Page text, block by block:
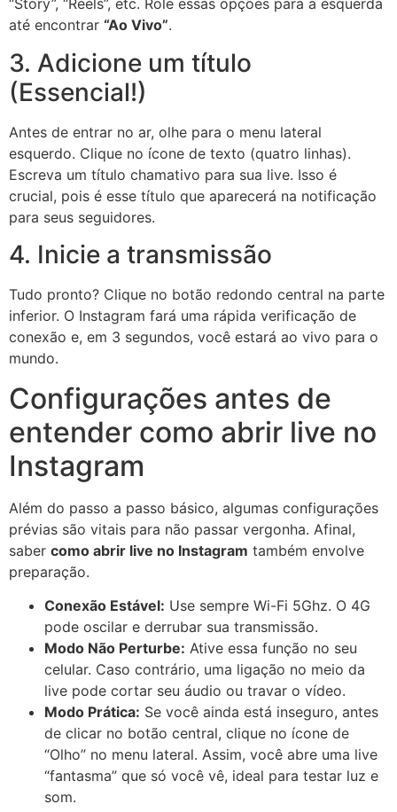
“Story”, “Reels”, etc. Role essas opções para a esquerda
até encontrar “Ao Vivo”.
3. Adicione um título
(Essencial!)
Antes de entrar no ar, olhe para o menu lateral
esquerdo. Clique no ícone de texto (quatro linhas).
Escreva um título chamativo para sua live. Isso é
crucial, pois é esse título que aparecerá na notificação
para seus seguidores.
4. Inicie a transmissão
Tudo pronto? Clique no botão redondo central na parte
inferior. O Instagram fará uma rápida verificação de
conexão e, em 3 segundos, você estará ao vivo para o
mundo.
Configurações antes de
entender como abrir live no
Instagram
Além do passo a passo básico, algumas configurações
prévias são vitais para não passar vergonha. Afinal,
saber como abrir live no Instagram também envolve
preparação.
Conexão Estável: Use sempre Wi-Fi 5Ghz. O 4G
pode oscilar e derrubar sua transmissão.
Modo Não Perturbe: Ative essa função no seu
celular. Caso contrário, uma ligação no meio da
live pode cortar seu áudio ou travar o vídeo.
Modo Prática: Se você ainda está inseguro, antes
de clicar no botão central, clique no ícone de
“Olho” no menu lateral. Assim, você abre uma live
“fantasma” que só você vê, ideal para testar luz e
som.